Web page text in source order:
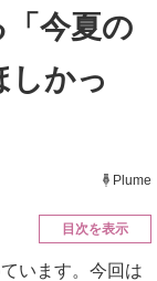
製造業
エネル
今夏の
しかっ
Plume
目次を表示
います。今回は